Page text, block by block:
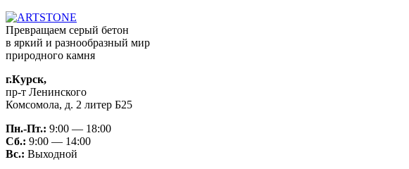
Превращаем серый бетон
в яркий и разнообразный мир
природного камня
г.Курск,
пр-т Ленинского
Комсомола, д. 2 литер Б25
Пн.-Пт.: 9:00 — 18:00
Сб.: 9:00 — 14:00
Вс.: Выходной